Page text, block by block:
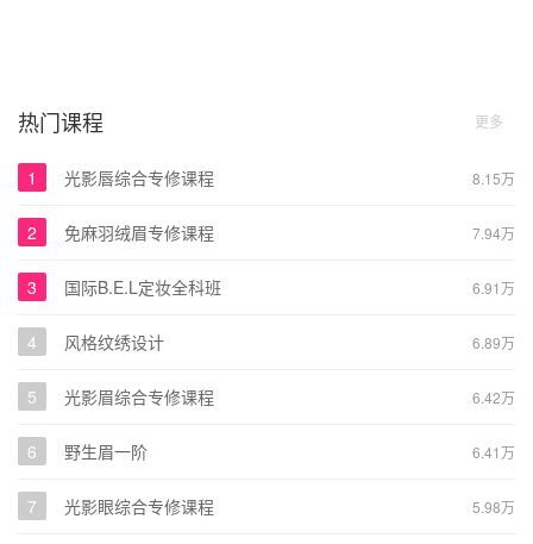
更多
热门课程
8.15万
1 光影唇综合专修课程
7.94万
2 免麻羽绒眉专修课程
6.91万
3 国际B.E.L定妆全科班
6.89万
4 风格纹绣设计
6.42万
5 光影眉综合专修课程
6.41万
6 野生眉一阶
5.98万
7 光影眼综合专修课程